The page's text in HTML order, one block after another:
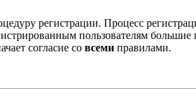
регистрации. Процесс
пользователям
согласие со всеми правилами.